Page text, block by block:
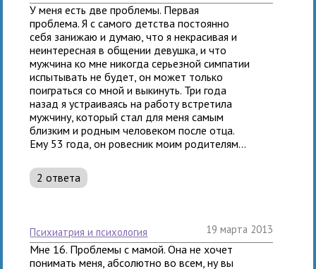
У меня есть две проблемы. Первая
проблема. Я с самого детства постоянно
себя занижаю и думаю, что я некрасивая и
неинтересная в общении девушка, и что
мужчина ко мне никогда серьезной симпатии
испытывать не будет, он может только
поиграться со мной и выкинуть. Три года
назад я устраиваясь на работу встретила
мужчину, который стал для меня самым
близким и родным человеком после отца.
Ему 53 года, он ровесник моим родителям...
2 ответа
психиатрия и психология 19 марта 2013
Мне 16. Проблемы с мамой. Она не хочет
понимать меня, абсолютно во всем, ну вы